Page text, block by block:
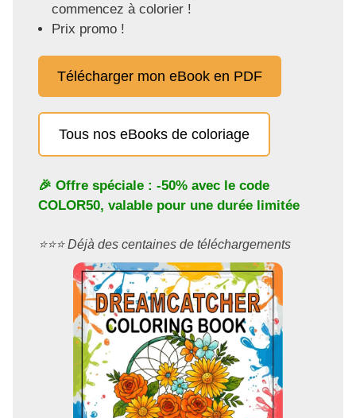
commencez à colorier !
Prix promo !
Télécharger mon eBook en PDF
Tous nos eBooks de coloriage
🎉 Offre spéciale : -50% avec le code
COLOR50, valable pour une durée limitée
⭐️⭐️⭐️ Déjà des centaines de téléchargements